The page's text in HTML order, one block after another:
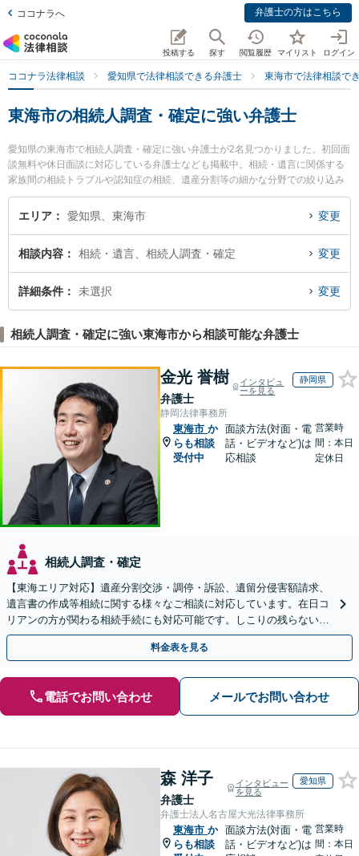
ココナラへ 弁護士の方はこちら
投稿する 探す 閲覧履歴 マイリスト ログイン
ココナラ法律相談 愛知県で法律相談できる弁護士 東海市で法律相談で
東海市の相続人調査・確定に強い弁護士
愛知県の東海市で相続人調査・確定に強い弁護士が2名見つかりました。初回面
談無料や休日面談に対応している弁護士なども掲載中。相続・遺言に関係する
家族間の相続トラブルや認知症の相続、遺産分割等の細かな分野での絞り込み
検索もでき便利です。特に弁護士法人心 東海法律事務所の長谷川 睦弁護士やい
ろは法律事務所の林 佳宏弁護士のプロフィール情報や弁護士費用、強みなどが
績豊富な近くの弁護士を検索したい』『初回相談無料で相続人調査・確定を法
律相談できる東海市内の弁護士に相談予約したい』などでお困りの相談者さん
におすすめです。
エリア 愛知県、東海市 変更
相談内容 相続・遺言、相続人調査・確定 変更
詳細条件 未選択 変更
相続人調査・確定に強い東海市から相談可能な弁護士
金光 誉樹
弁護士
インタビュ
ーを見る
静岡県
静岡法律事務所
東海市 か
らも相談
受付中
面談方法(対面・電
話・ビデオなど)は
応相談
営業時
間：本日
定休日
相続人調査・確定
【東海エリア対応】遺産分割交渉・調停・訴訟、遺留分侵害額請求、
遺言書の作成等相続に関する様々なご相談に対応しています。在日コ
リアンの方が関わる相続手続にも対応可能です。しこりの残らない解
決を特に意識しています。
料金表を見る
電話でお問い合わせ メールでお問い合わせ
森 洋子
弁護士
インタビュー
を見る
愛知県
弁護士法人名古屋大光法律事務所
東海市 か
らも相談
面談方法(対面・電
話・ビデオなど)は
営業時
間：本日